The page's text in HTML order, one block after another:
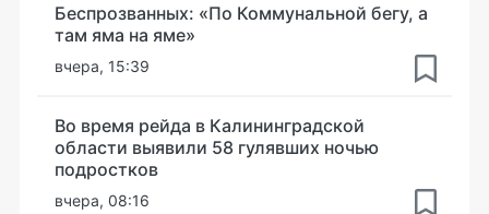
Беспрозванных: «По Коммунальной бегу, а
там яма на яме»
вчера, 15:39
Во время рейда в Калининградской
области выявили 58 гулявших ночью
подростков
вчера, 08:16